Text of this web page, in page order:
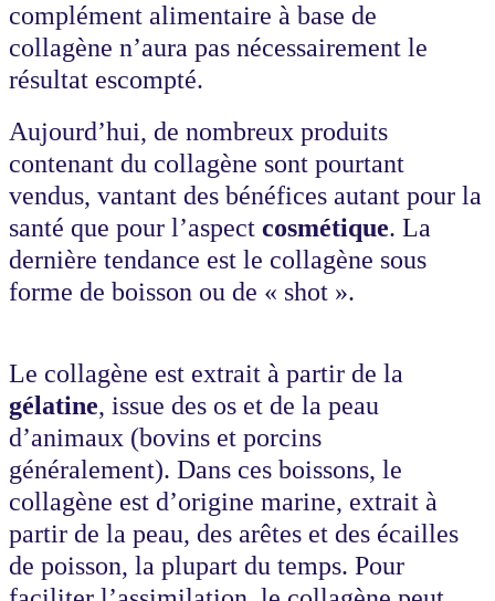
complément alimentaire à base de
collagène n’aura pas nécessairement le
résultat escompté.
Aujourd’hui, de nombreux produits
contenant du collagène sont pourtant
vendus, vantant des bénéfices autant pour la
santé que pour l’aspect cosmétique. La
dernière tendance est le collagène sous
forme de boisson ou de « shot ».
Le collagène est extrait à partir de la
gélatine, issue des os et de la peau
d’animaux (bovins et porcins
généralement). Dans ces boissons, le
collagène est d’origine marine, extrait à
partir de la peau, des arêtes et des écailles
de poisson, la plupart du temps. Pour